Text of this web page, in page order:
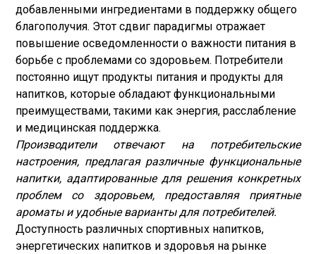
добавленными ингредиентами в поддержку общего
благополучия. Этот сдвиг парадигмы отражает
повышение осведомленности о важности питания в
борьбе с проблемами со здоровьем. Потребители
постоянно ищут продукты питания и продукты для
напитков, которые обладают функциональными
преимуществами, такими как энергия, расслабление
и медицинская поддержка.
Производители отвечают на потребительские
настроения, предлагая различные функциональные
напитки, адаптированные для решения конкретных
проблем со здоровьем, предоставляя приятные
ароматы и удобные варианты для потребителей.
Доступность различных спортивных напитков,
энергетических напитков и здоровья на рынке